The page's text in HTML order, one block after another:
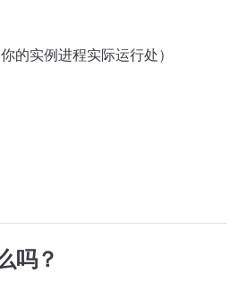
的实例进程实际运行处）
吗？